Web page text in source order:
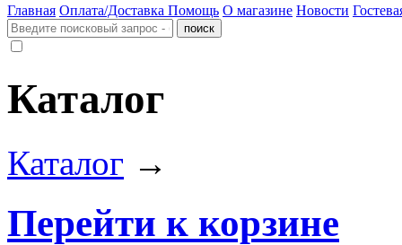
Главная Оплата/Доставка Помощь О магазине Новости
Каталог
Каталог →
Перейти к корзине